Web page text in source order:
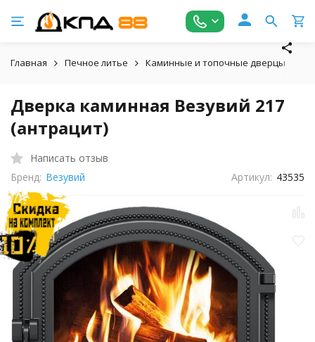
Главная Печное литье Каминные и топочные дверцы
Дверка каминная Везувий 217
(антрацит)
Написать отзыв
Бренд: Везувий Артикул: 43535